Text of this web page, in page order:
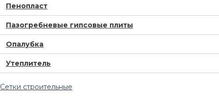
Пенопласт
Пазогребневые гипсовые плиты
Опалубка
Утеплитель
Сетки строительные